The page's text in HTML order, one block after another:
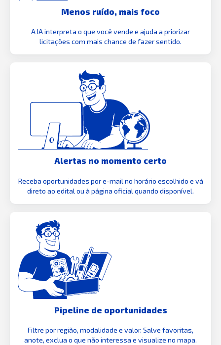
Menos ruído, mais foco
A IA interpreta o que você vende e ajuda a priorizar
licitações com mais chance de fazer sentido.
Alertas no momento certo
Receba oportunidades por e-mail no horário escolhido e vá
direto ao edital ou à página oficial quando disponível.
Pipeline de oportunidades
Filtre por região, modalidade e valor. Salve favoritas,
anote, exclua o que não interessa e visualize no mapa.